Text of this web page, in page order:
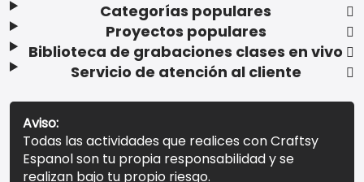
Categorías populares
Proyectos populares
Biblioteca de grabaciones clases en vivo
Servicio de atención al cliente
Aviso:
Todas las actividades que realices con Craftsy
Espanol son tu propia responsabilidad y se
realizan bajo tu propio riesgo.